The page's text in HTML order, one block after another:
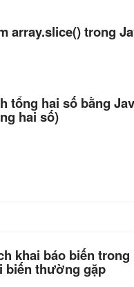
array.slice() trong
tổng hai số bằng
hai số)
khai báo biến trong
biến thường gặp